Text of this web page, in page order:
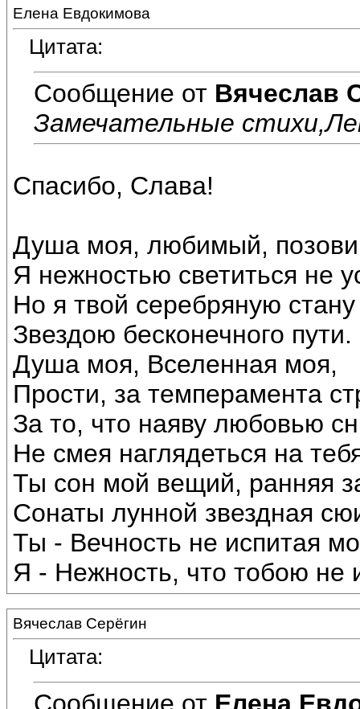
Елена Евдокимова
Цитата:
Сообщение от Вячеслав
Замечательные
Спасибо, Слава!
Душа моя, любимый,
Я нежностью светиться не
Но я твой серебряную
Звездою бесконечного пути.
Душа моя, Вселенная моя,
Прости, за темперамента
За то, что наяву любовью
Не смея наглядеться на
Ты сон мой вещий, ранняя
Сонаты лунной звездная
Ты - Вечность не испитая
Я - Нежность, что тобою не
Вячеслав Серёгин
Цитата:
Сообщение от Елена